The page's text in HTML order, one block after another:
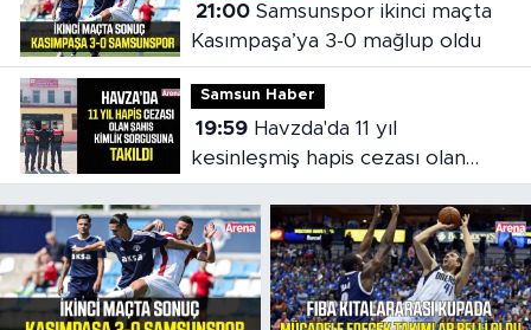
21:00Samsunspor ikinci maçta
Kasımpaşa’ya 3-0 mağlup oldu
Samsun Haber
19:59Havzda'da 11 yıl
kesinleşmiş hapis cezası olan
şahıs yakalandı